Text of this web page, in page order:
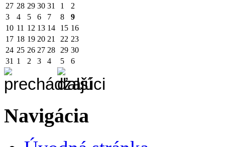
27 28 29 30 31 1
2
3
4 5 6 7 8
9
10 11 12 13 14 15 16
17 18 19 20 21 22 23
24 25 26 27 28 29 30
31 1 2 3 4 5 6
Navigácia